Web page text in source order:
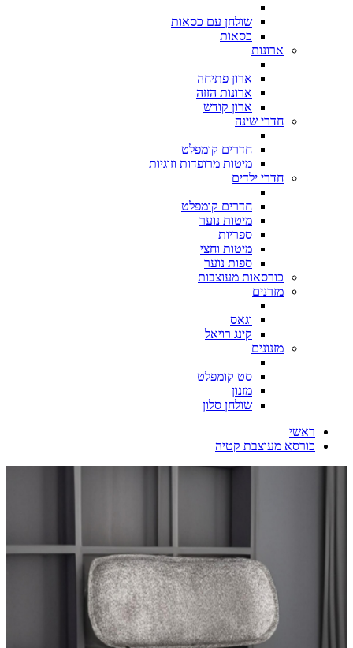
שולחן עם כסאות
כסאות
ארונות
ארון פתיחה
ארונות הזזה
ארון קודש
חדרי שינה
חדרים קומפלט
מיטות מרופדות וזוגיות
חדרי ילדים
חדרים קומפלט
מיטות נוער
ספריות
מיטות וחצי
ספות נוער
כורסאות מעוצבות
מזרנים
וגאס
קינג רויאל
מזנונים
סט קומפלט
מזנון
שולחן סלון
ראשי
כורסא מעוצבת קטיה